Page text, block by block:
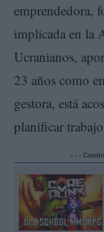
emprendedora,
implicada en la
Ucranianos,
23 años como
gestora, está
planificar
- - -